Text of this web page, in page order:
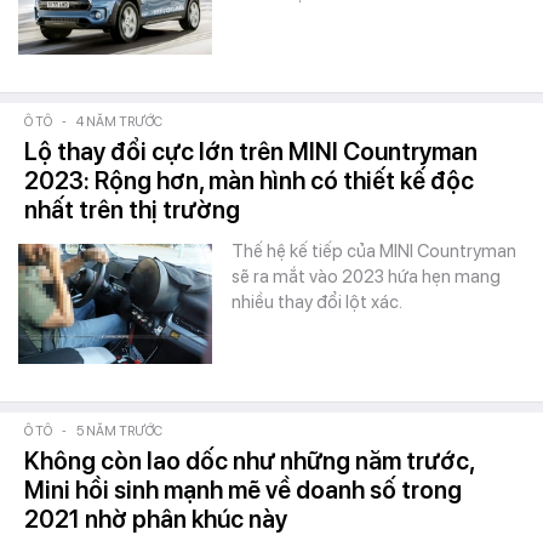
Ô TÔ - 4 NĂM TRƯỚC
Lộ thay đổi cực lớn trên MINI Countryman
2023: Rộng hơn, màn hình có thiết kế độc
nhất trên thị trường
Thế hệ kế tiếp của MINI Countryman
sẽ ra mắt vào 2023 hứa hẹn mang
nhiều thay đổi lột xác.
Ô TÔ - 5 NĂM TRƯỚC
Không còn lao dốc như những năm trước,
Mini hồi sinh mạnh mẽ về doanh số trong
2021 nhờ phân khúc này